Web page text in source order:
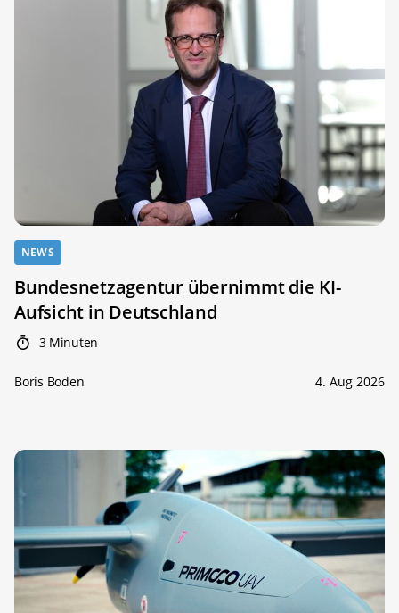
NEWS
Bundesnetzagentur übernimmt die KI-
Aufsicht in Deutschland
3 Minuten
Boris Boden 4. Aug 2026